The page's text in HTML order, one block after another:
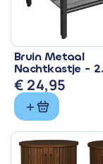
Bruin Metaal
Nachtkastje - 2
Rasterplanken &
€ 24,95